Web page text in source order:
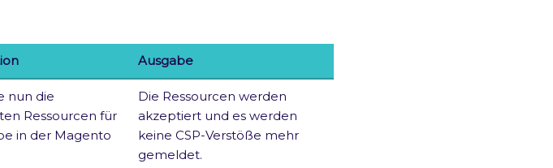
Ausgabe
nun die
Ressourcen für
in der Magento
Die Ressourcen werden
akzeptiert und es werden
keine CSP-Verstöße mehr
gemeldet.